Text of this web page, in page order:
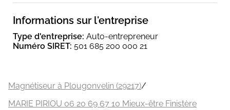
Informations sur l'entreprise
Type d'entreprise: Auto-entrepreneur
Numéro SIRET: 501 685 200 000 21
Magnétiseur à Plougonvelin (29217)/
MARIE PIRIOU 06 20 69 67 10 Mieux-être Finistère